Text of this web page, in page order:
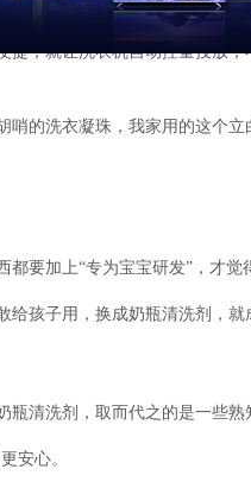
，就让洗衣机自动控量投放
的洗衣凝珠，我家用的这个
要加上“专为宝宝研发”，才觉
孩子用，换成奶瓶清洗剂，就
清洗剂，取而代之的是一些熟
安心。